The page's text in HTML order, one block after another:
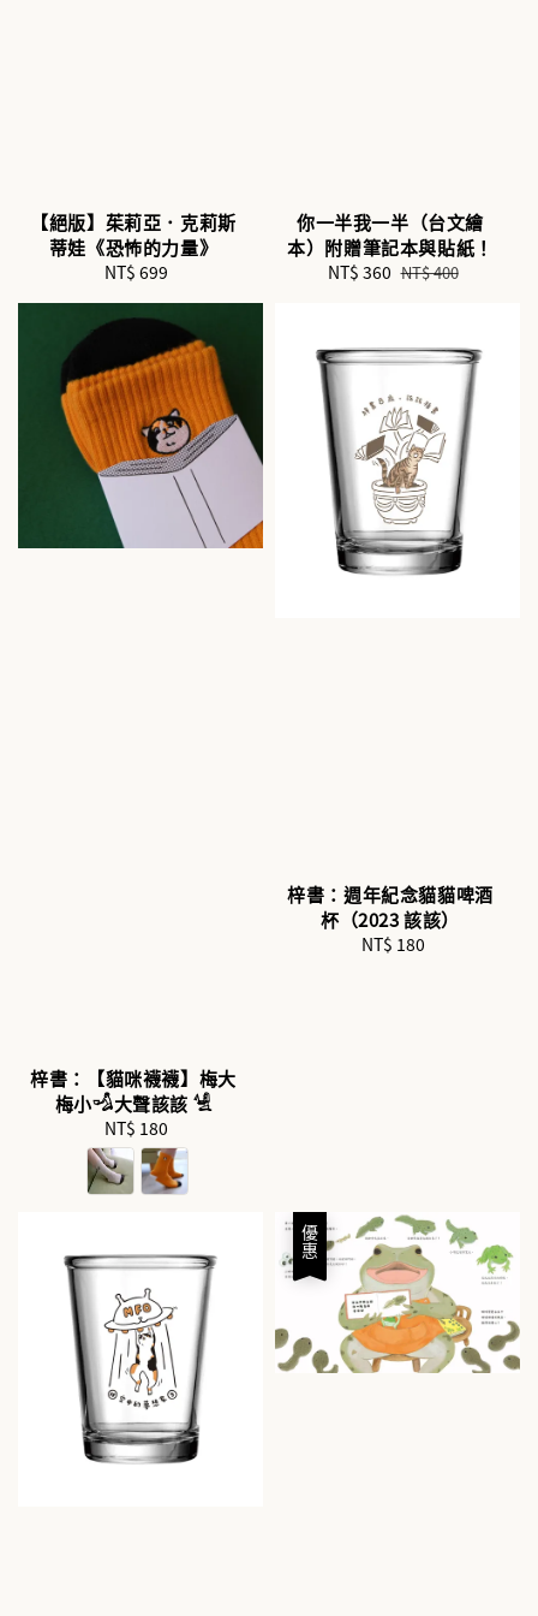
【絕版】茱莉亞．克莉斯
蒂娃《恐怖的力量》
Regular
NT$ 699
你一半我一半（台文繪
本）附贈筆記本與貼紙！
Sale
NT$ 360 Regular
NT$ 400
梓書：【貓咪襪襪】梅大
梅小𓁉大聲該該 𓀽
Regular
price
NT$ 180
梓書：週年紀念貓貓啤酒
杯（2023 該該）
Regular
NT$ 180
優惠